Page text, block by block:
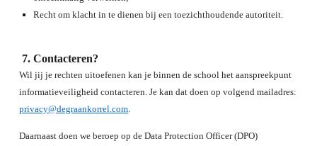
Recht om klacht in te dienen bij een toezichthoudende autoriteit.
Contacteren?
Wil jij je rechten uitoefenen kan je binnen de school het aanspreekpunt
informatieveiligheid contacteren. Je kan dat doen op volgend mailadres:
privacy@degraankorrel.com.
Daarnaast doen we beroep op de Data Protection Officer (DPO)